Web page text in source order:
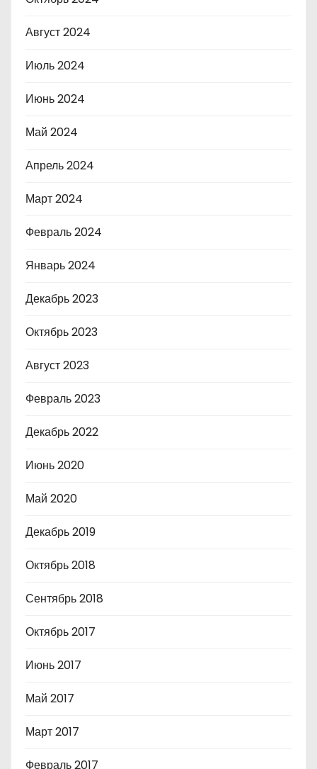
Август 2024
Июль 2024
Июнь 2024
Май 2024
Апрель 2024
Март 2024
Февраль 2024
Январь 2024
Декабрь 2023
Октябрь 2023
Август 2023
Февраль 2023
Декабрь 2022
Июнь 2020
Май 2020
Декабрь 2019
Октябрь 2018
Сентябрь 2018
Октябрь 2017
Июнь 2017
Май 2017
Март 2017
Февраль 2017